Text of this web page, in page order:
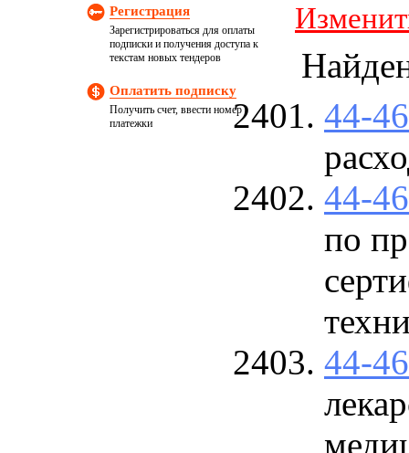
Регистрация
Зарегистрироваться для оплаты
подписки и получения доступа к
текстам новых тендеров
Оплатить подписку
Получить счет, ввести номер
платежки
44-
44-
по
44-